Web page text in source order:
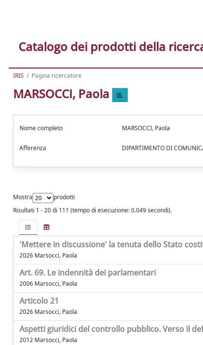
Catalogo dei prodotti della
IRIS Pagina ricercatore
MARSOCCI, Paola
Nome completo MARSOCCI, Paola
Afferenza DIPARTIMENTO DI
Mostra
prodotti
Risultati 1 - 20 di 111 (tempo di esecuzione: 0.049 secondi).
'Mettere in discussione' la tenuta dello Stato
2026 Marsocci, Paola
Art. 69. Le indennità dei parlamentari
2006 Marsocci, Paola
Articolo 21
2026 Marsocci, Paola
Aspetti giuridici del controllo pubblico. Verso il
2012 Marsocci, Paola